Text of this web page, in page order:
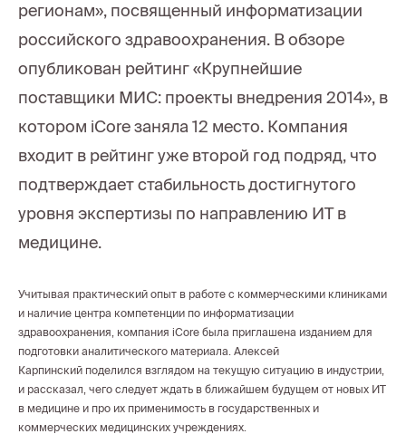
регионам», посвященный информатизации
российского здравоохранения. В обзоре
опубликован рейтинг «Крупнейшие
поставщики МИС: проекты внедрения 2014», в
котором iCore заняла 12 место. Компания
входит в рейтинг уже второй год подряд, что
подтверждает стабильность достигнутого
уровня экспертизы по направлению ИТ в
медицине.
Учитывая практический опыт в работе с коммерческими клиниками
и наличие центра компетенции по информатизации
здравоохранения, компания iCore была приглашена изданием для
подготовки аналитического материала. Алексей
Карпинский поделился взглядом на текущую ситуацию в индустрии,
и рассказал, чего следует ждать в ближайшем будущем от новых ИТ
в медицине и про их применимость в государственных и
коммерческих медицинских учреждениях.